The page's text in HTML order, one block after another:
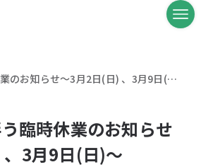
ビル休館に伴う臨時休業のお知らせ～3月2日(日) 、3月9日(日)～
臨時休業のお知らせ
3月9日(日)～